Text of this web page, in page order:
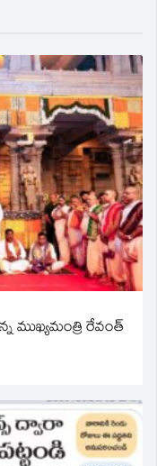
ముఖ్యమంత్రి రేవంత్